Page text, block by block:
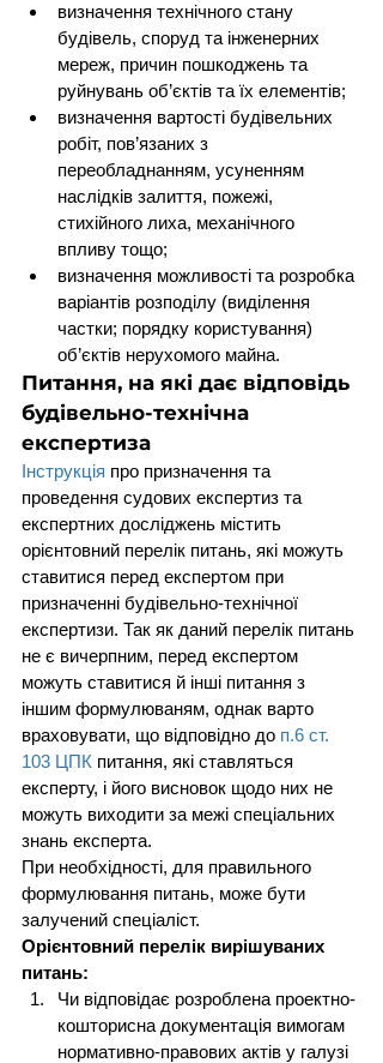
визначення технічного стану
будівель, споруд та інженерних
мереж, причин пошкоджень та
руйнувань об’єктів та їх елементів;
визначення вартості будівельних
робіт, пов’язаних з
переобладнанням, усуненням
наслідків залиття, пожежі,
стихійного лиха, механічного
впливу тощо;
визначення можливості та розробка
варіантів розподілу (виділення
частки; порядку користування)
об’єктів нерухомого майна.
Питання, на які дає відповідь
будівельно-технічна
експертиза
Інструкція про призначення та
проведення судових експертиз та
експертних досліджень містить
орієнтовний перелік питань, які можуть
ставитися перед експертом при
призначенні будівельно-технічної
експертизи. Так як даний перелік питань
не є вичерпним, перед експертом
можуть ставитися й інші питання з
іншим формулюваням, однак варто
враховувати, що відповідно до п.6 ст.
103 ЦПК питання, які ставляться
експерту, і його висновок щодо них не
можуть виходити за межі спеціальних
знань експерта.
При необхідності, для правильного
формулювання питань, може бути
залучений спеціаліст.
Орієнтовний перелік вирішуваних
питань:
Чи відповідає розроблена проектно-
кошторисна документація вимогам
нормативно-правових актів у галузі